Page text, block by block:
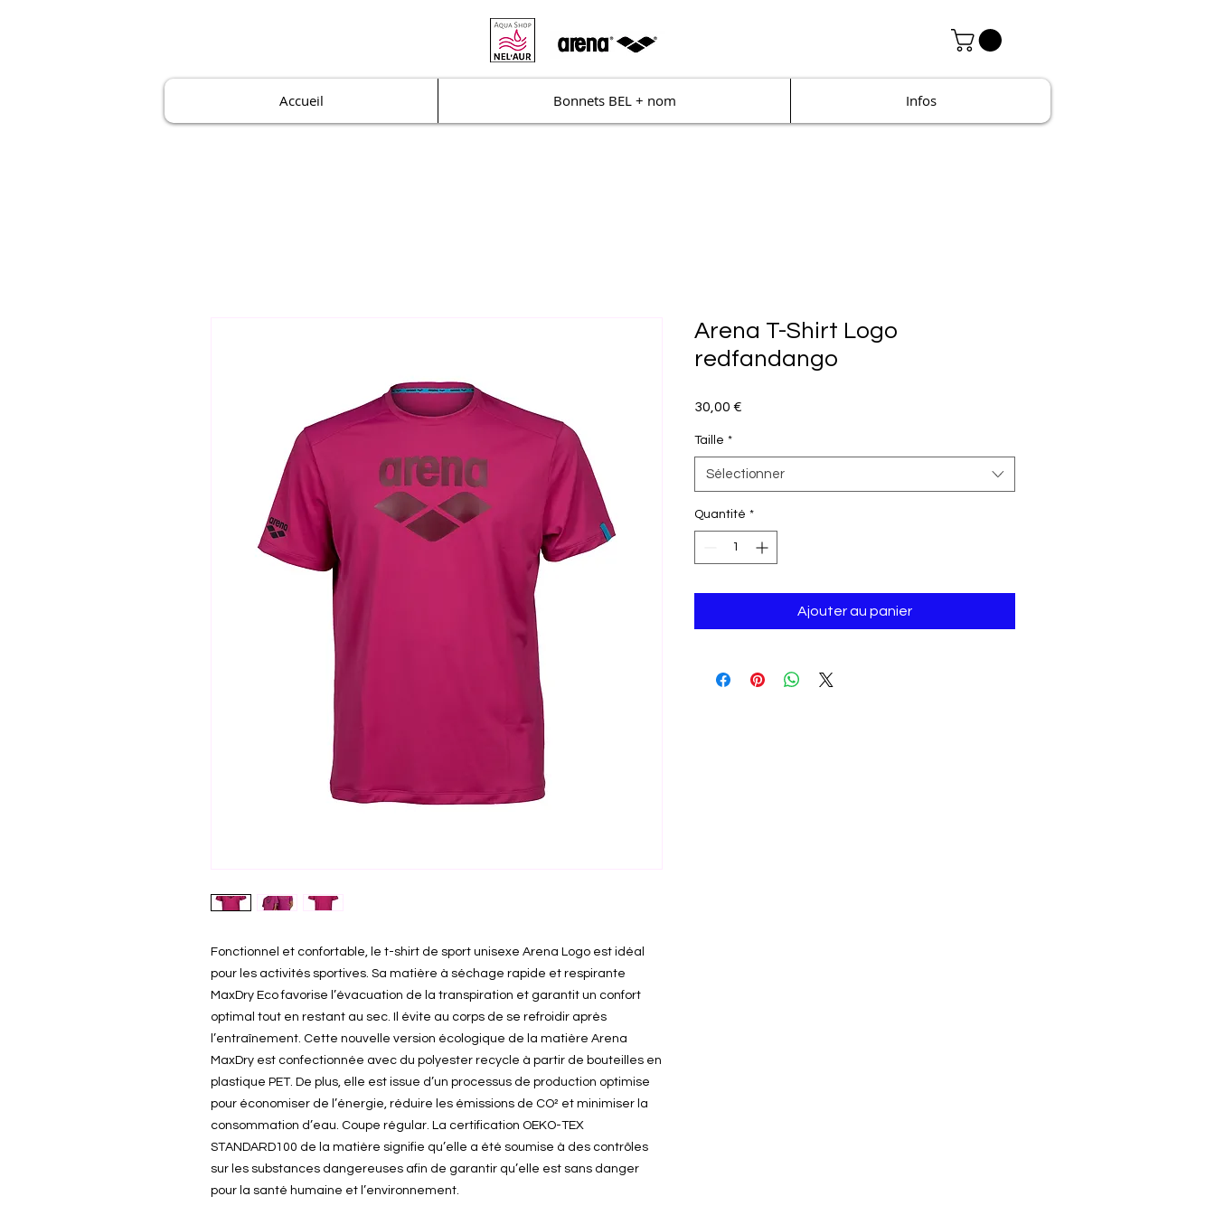
Accueil Bonnets BEL + nom Infos
Fonctionnel et confortable, le t-shirt de sport unisexe Arena Logo est idéal
pour les activités sportives. Sa matière à séchage rapide et respirante
MaxDry Eco favorise l’évacuation de la transpiration et garantit un confort
optimal tout en restant au sec. Il évite au corps de se refroidir après
l’entraînement. Cette nouvelle version écologique de la matière Arena
MaxDry est confectionnée avec du polyester recycle à partir de bouteilles en
plastique PET. De plus, elle est issue d’un processus de production optimise
pour économiser de l’énergie, réduire les émissions de CO² et minimiser la
consommation d’eau. Coupe régular. La certification OEKO-TEX
STANDARD100 de la matière signifie qu’elle a été soumise à des contrôles
sur les substances dangereuses afin de garantir qu’elle est sans danger
pour la santé humaine et l’environnement.
Arena T-Shirt Logo
redfandango
30,00 €
Taille *
Sélectionner
Quantité *
Ajouter au panier